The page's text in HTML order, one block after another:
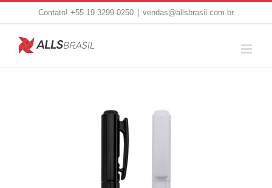
content
Contato! +55 19 3299-0250 vendas@allsbrasil.com.br